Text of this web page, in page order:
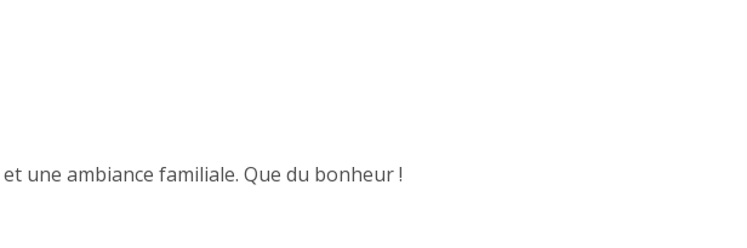
une ambiance familiale. Que du bonheur !